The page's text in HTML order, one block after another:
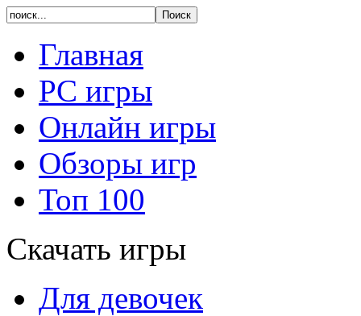
Главная
PC игры
Онлайн игры
Обзоры игр
Топ 100
Скачать игры
Для девочек